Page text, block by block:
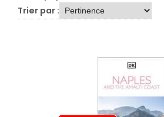
Trier par :